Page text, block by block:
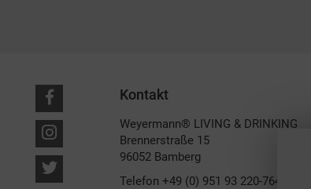
Kontakt
Weyermann® LIVING & DRINKING
Brennerstraße 15
96052 Bamberg
Telefon +49 (0) 951 93 220-764